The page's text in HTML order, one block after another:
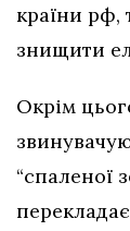
країни рф,
знищити
Окрім
“спаленої